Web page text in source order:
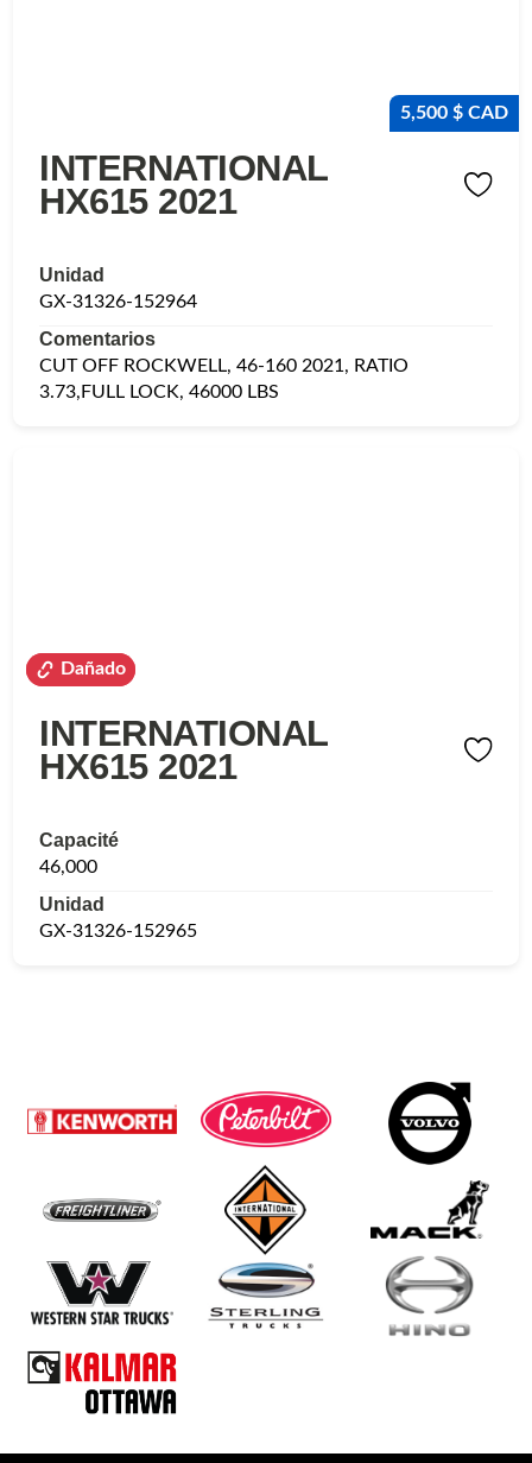
5,500 $ CAD
INTERNATIONAL
HX615 2021
Unidad
GX-31326-152964
Comentarios
CUT OFF ROCKWELL, 46-160 2021, RATIO
3.73,FULL LOCK, 46000 LBS
Dañado
Dañado
INTERNATIONAL
HX615 2021
Capacité
46,000
Unidad
GX-31326-152965